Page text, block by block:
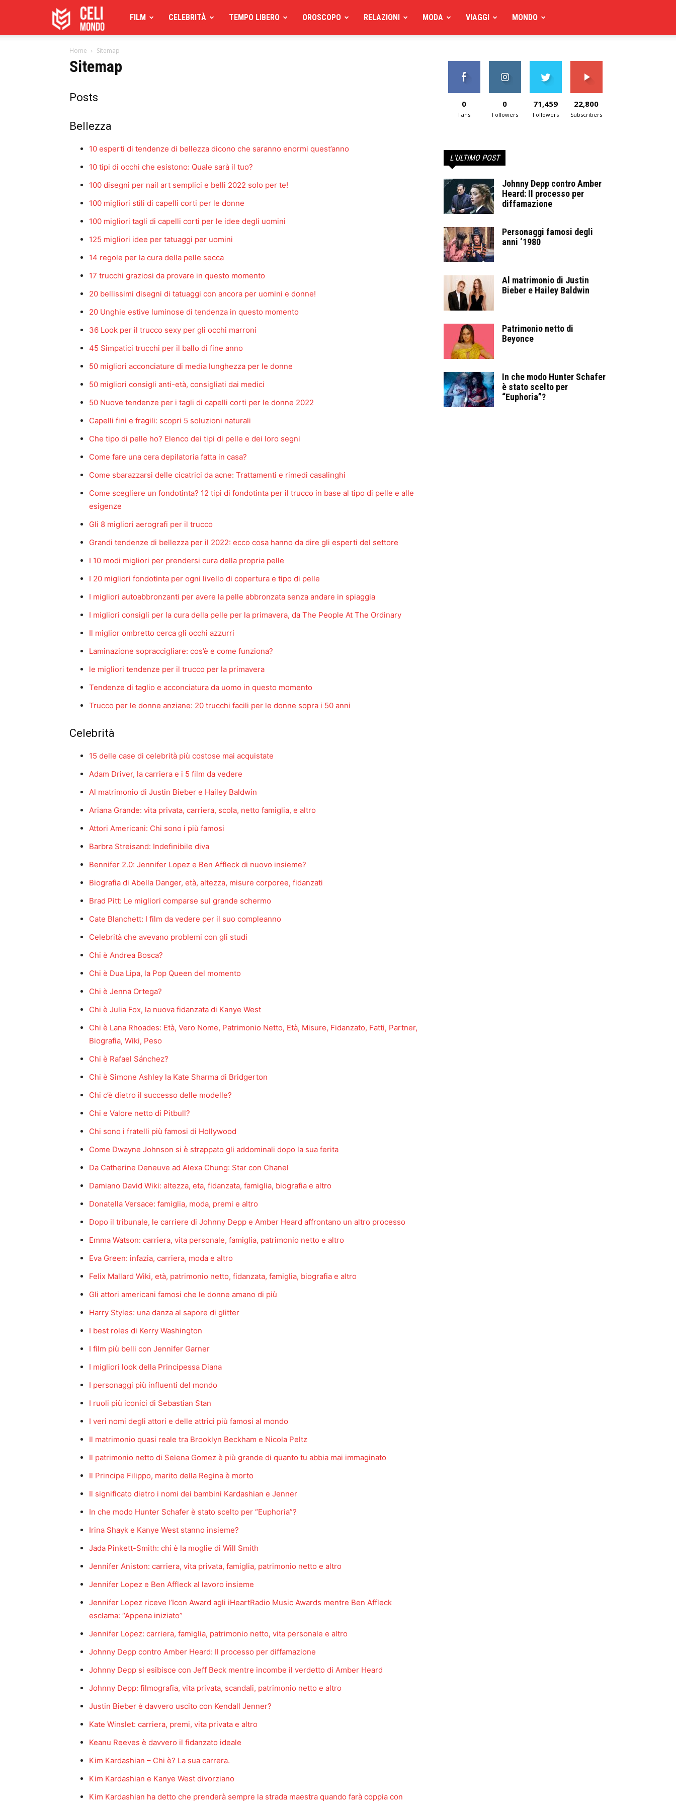
Celimoondo
FILM CELEBRITÀ TEMPO LIBERO OROSCOPO RELAZIONI MODA VIAGGI MONDO
Home Sitemap
Sitemap
Posts
Bellezza
10 esperti di tendenze di bellezza dicono che saranno enormi quest’anno
10 tipi di occhi che esistono: Quale sarà il tuo?
100 disegni per nail art semplici e belli 2022 solo per te!
100 migliori stili di capelli corti per le donne
100 migliori tagli di capelli corti per le idee degli uomini
125 migliori idee per tatuaggi per uomini
14 regole per la cura della pelle secca
17 trucchi graziosi da provare in questo momento
20 bellissimi disegni di tatuaggi con ancora per uomini e donne!
20 Unghie estive luminose di tendenza in questo momento
36 Look per il trucco sexy per gli occhi marroni
45 Simpatici trucchi per il ballo di fine anno
50 migliori acconciature di media lunghezza per le donne
50 migliori consigli anti-età, consigliati dai medici
50 Nuove tendenze per i tagli di capelli corti per le donne 2022
Capelli fini e fragili: scopri 5 soluzioni naturali
Che tipo di pelle ho? Elenco dei tipi di pelle e dei loro segni
Come fare una cera depilatoria fatta in casa?
Come sbarazzarsi delle cicatrici da acne: Trattamenti e rimedi casalinghi
Come scegliere un fondotinta? 12 tipi di fondotinta per il trucco in base al tipo di pelle e alle
esigenze
Gli 8 migliori aerografi per il trucco
Grandi tendenze di bellezza per il 2022: ecco cosa hanno da dire gli esperti del settore
I 10 modi migliori per prendersi cura della propria pelle
I 20 migliori fondotinta per ogni livello di copertura e tipo di pelle
I migliori autoabbronzanti per avere la pelle abbronzata senza andare in spiaggia
I migliori consigli per la cura della pelle per la primavera, da The People At The Ordinary
Il miglior ombretto cerca gli occhi azzurri
Laminazione sopraccigliare: cos’è e come funziona?
le migliori tendenze per il trucco per la primavera
Tendenze di taglio e acconciatura da uomo in questo momento
Trucco per le donne anziane: 20 trucchi facili per le donne sopra i 50 anni
Celebrità
15 delle case di celebrità più costose mai acquistate
Adam Driver, la carriera e i 5 film da vedere
Al matrimonio di Justin Bieber e Hailey Baldwin
Ariana Grande: vita privata, carriera, scola, netto famiglia, e altro
Attori Americani: Chi sono i più famosi
Barbra Streisand: Indefinibile diva
Bennifer 2.0: Jennifer Lopez e Ben Affleck di nuovo insieme?
Biografia di Abella Danger, età, altezza, misure corporee, fidanzati
Brad Pitt: Le migliori comparse sul grande schermo
Cate Blanchett: I film da vedere per il suo compleanno
Celebrità che avevano problemi con gli studi
Chi è Andrea Bosca?
Chi è Dua Lipa, la Pop Queen del momento
Chi è Jenna Ortega?
Chi è Julia Fox, la nuova fidanzata di Kanye West
Chi è Lana Rhoades: Età, Vero Nome, Patrimonio Netto, Età, Misure, Fidanzato, Fatti, Partner,
Biografia, Wiki, Peso
Chi è Rafael Sánchez?
Chi è Simone Ashley la Kate Sharma di Bridgerton
Chi c’è dietro il successo delle modelle?
Chi e Valore netto di Pitbull?
Chi sono i fratelli più famosi di Hollywood
Come Dwayne Johnson si è strappato gli addominali dopo la sua ferita
Da Catherine Deneuve ad Alexa Chung: Star con Chanel
Damiano David Wiki: altezza, eta, fidanzata, famiglia, biografia e altro
Donatella Versace: famiglia, moda, premi e altro
Dopo il tribunale, le carriere di Johnny Depp e Amber Heard affrontano un altro processo
Emma Watson: carriera, vita personale, famiglia, patrimonio netto e altro
Eva Green: infazia, carriera, moda e altro
Felix Mallard Wiki, età, patrimonio netto, fidanzata, famiglia, biografia e altro
Gli attori americani famosi che le donne amano di più
Harry Styles: una danza al sapore di glitter
I best roles di Kerry Washington
I film più belli con Jennifer Garner
I migliori look della Principessa Diana
I personaggi più influenti del mondo
I ruoli più iconici di Sebastian Stan
I veri nomi degli attori e delle attrici più famosi al mondo
Il matrimonio quasi reale tra Brooklyn Beckham e Nicola Peltz
Il patrimonio netto di Selena Gomez è più grande di quanto tu abbia mai immaginato
Il Principe Filippo, marito della Regina è morto
Il significato dietro i nomi dei bambini Kardashian e Jenner
In che modo Hunter Schafer è stato scelto per “Euphoria”?
Irina Shayk e Kanye West stanno insieme?
Jada Pinkett-Smith: chi è la moglie di Will Smith
Jennifer Aniston: carriera, vita privata, famiglia, patrimonio netto e altro
Jennifer Lopez e Ben Affleck al lavoro insieme
Jennifer Lopez riceve l’Icon Award agli iHeartRadio Music Awards mentre Ben Affleck
esclama: “Appena iniziato”
Jennifer Lopez: carriera, famiglia, patrimonio netto, vita personale e altro
Johnny Depp contro Amber Heard: Il processo per diffamazione
Johnny Depp si esibisce con Jeff Beck mentre incombe il verdetto di Amber Heard
Johnny Depp: filmografia, vita privata, scandali, patrimonio netto e altro
Justin Bieber è davvero uscito con Kendall Jenner?
Kate Winslet: carriera, premi, vita privata e altro
Keanu Reeves è davvero il fidanzato ideale
Kim Kardashian – Chi è? La sua carrera.
Kim Kardashian e Kanye West divorziano
Kim Kardashian ha detto che prenderà sempre la strada maestra quando farà coppia con
0
Fans
0
Followers
71,459
Followers
22,800
Subscribers
L'ULTIMO POST
Johnny Depp contro Amber
Heard: Il processo per
diffamazione
Personaggi famosi degli
anni ‘1980
Al matrimonio di Justin
Bieber e Hailey Baldwin
Patrimonio netto di
Beyonce
In che modo Hunter Schafer
è stato scelto per
“Euphoria”?